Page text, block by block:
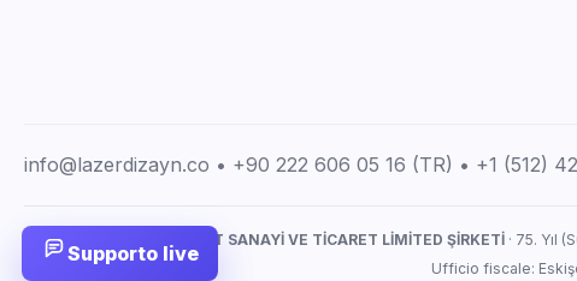
info@lazerdizayn.co • +90 222 606 05 16 (TR) • +1 (512)
LAZERDİZAYN İMALAT SANAYİ VE TİCARET LİMİTED ŞİRKETİ · 75. Yıl
Ufficio fiscale:
Supporto live